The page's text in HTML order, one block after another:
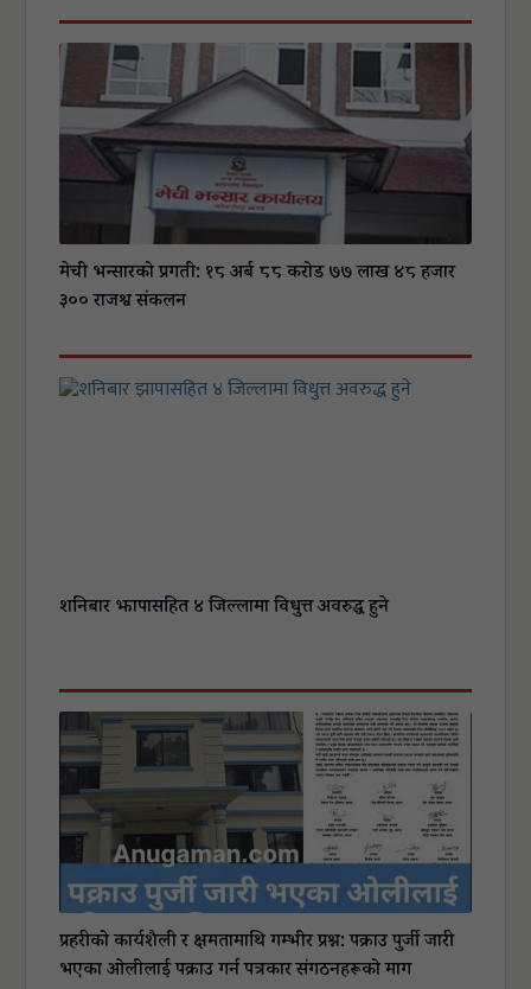
मेची भन्सारको प्रगती: १८ अर्ब ८८ करोड ७७ लाख ४८ हजार
३०० राजश्व संकलन
शनिबार झापासहित ४ जिल्लामा विधुत्त अवरुद्ध हुने
प्रहरीको कार्यशैली र क्षमतामाथि गम्भीर प्रश्न: पक्राउ पुर्जी जारी
भएका ओलीलाई पक्राउ गर्न पत्रकार संगठनहरूको माग